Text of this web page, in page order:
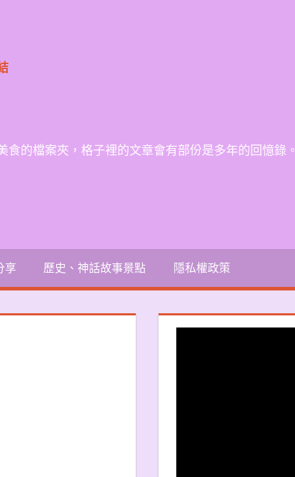
的檔案夾，格子裡的文章會有部份是多年的回憶錄。
享 歷史、神話故事景點 隱私權政策